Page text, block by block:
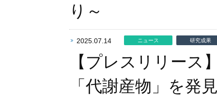
り～
2025.07.14 ニュース 研究成果
【プレスリリース
「代謝産物」を発